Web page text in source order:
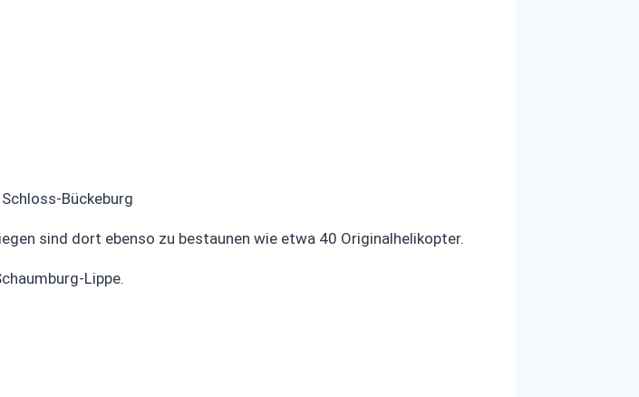
Bückeburg
sind dort ebenso zu bestaunen wie etwa 40 Originalhelikopter.
Lippe.